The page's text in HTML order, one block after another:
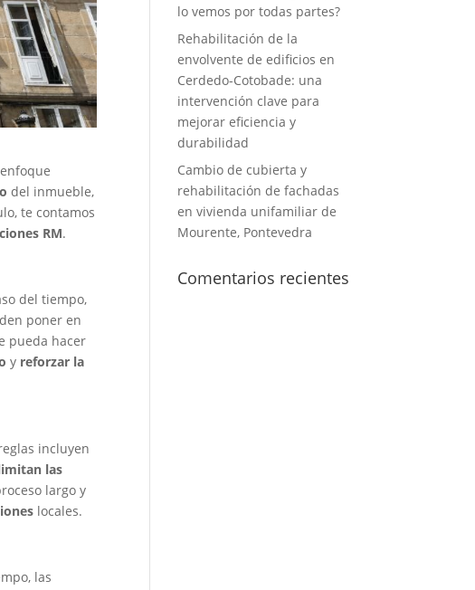
del inmueble,
te contamos
RM.
del tiempo,
poner en
pueda hacer
y reforzar la
incluyen
las
largo y
locales.
las
lo vemos por todas partes?
Rehabilitación de la
envolvente de edificios en
Cerdedo-Cotobade: una
intervención clave para
mejorar eficiencia y
durabilidad
Cambio de cubierta y
rehabilitación de fachadas
en vivienda unifamiliar de
Mourente, Pontevedra
Comentarios recientes